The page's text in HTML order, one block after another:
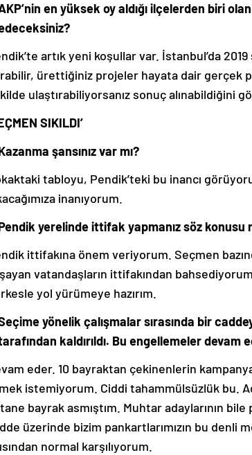
en yüksek oy aldığı ilçelerden biri
artık yeni koşullar var. İstanbul’da
ürettiğiniz projeler hayata dair gerçek
ulaştırabiliyorsanız sonuç alınabildiğini
SIKILDI’
şansınız var mı?
tabloyu, Pendik’teki bu inancı
inanıyorum.
yerelinde ittifak yapmanız söz konusu
ittifakına önem veriyorum. Seçmen
vatandaşların ittifakından
yol yürümeye hazırım.
yönelik çalışmalar sırasında bir
kaldırıldı. Bu engellemeler devam
eder. 10 bayraktan çekinenlerin
istemiyorum. Ciddi tahammülsüzlük bu.
tane bayrak asmıştım. Muhtar adaylarının
üzerinde bizim pankartlarımızın bu denli
normal karşılıyorum.